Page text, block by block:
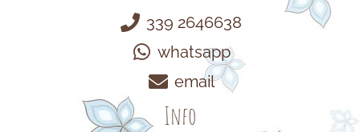
339 2646638
whatsapp
email
Info